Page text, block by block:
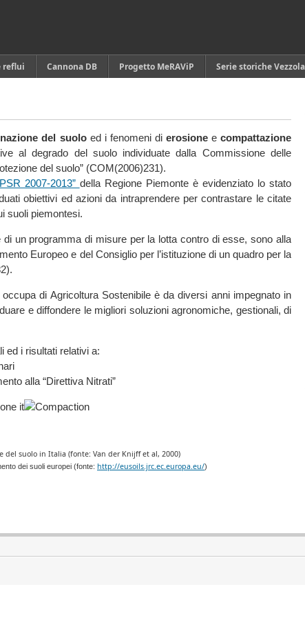
reflui Cannona DB Progetto MeRAViP Serie storiche
del suoloed i fenomeni di erosioneecompattazione
al degrado del suolo individuate dalla Commissione delle
del suolo” (COM(2006)231).
2007-2013” della Regione Piemonte è evidenziato lo stato
obiettivi ed azioni da intraprendere per contrastare le citate
suoli piemontesi.
un programma di misure per la lotta contro di esse, sono alla
Europeo e del Consiglio per l’istituzione di un quadro per la
di Agricoltura Sostenibile è da diversi anni impegnato in
e diffondere le migliori soluzioni agronomiche, gestionali, di
ed i risultati relativi a:
alla “Direttiva Nitrati”
del suolo in Italia (fonte: Van der Knijff et al, 2000)
dei suoli europei (fonte: http://eusoils.jrc.ec.europa.eu/)